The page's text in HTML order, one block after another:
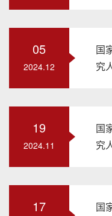
05
2024.12
国
究
19
2024.11
国
究
17
国